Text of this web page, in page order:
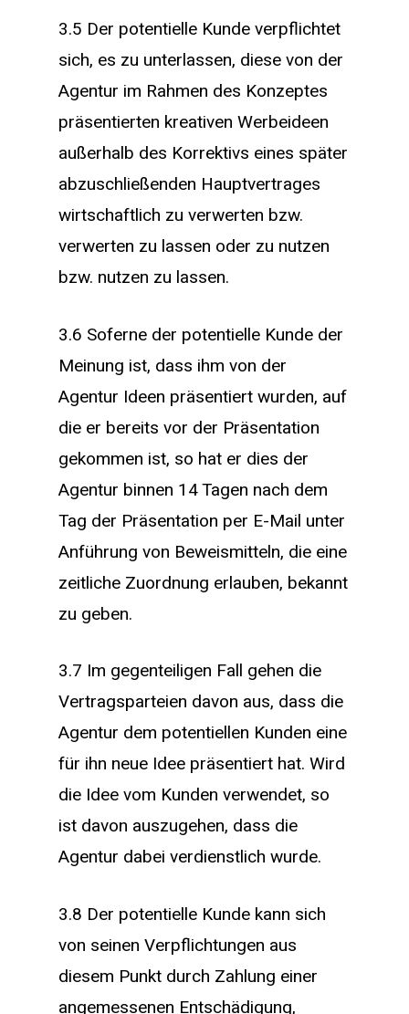
3.5 Der potentielle Kunde verpflichtet
sich, es zu unterlassen, diese von der
Agentur im Rahmen des Konzeptes
präsentierten kreativen Werbeideen
außerhalb des Korrektivs eines später
abzuschließenden Hauptvertrages
wirtschaftlich zu verwerten bzw.
verwerten zu lassen oder zu nutzen
bzw. nutzen zu lassen.
3.6 Soferne der potentielle Kunde der
Meinung ist, dass ihm von der
Agentur Ideen präsentiert wurden, auf
die er bereits vor der Präsentation
gekommen ist, so hat er dies der
Agentur binnen 14 Tagen nach dem
Tag der Präsentation per E-Mail unter
Anführung von Beweismitteln, die eine
zeitliche Zuordnung erlauben, bekannt
zu geben.
3.7 Im gegenteiligen Fall gehen die
Vertragsparteien davon aus, dass die
Agentur dem potentiellen Kunden eine
für ihn neue Idee präsentiert hat. Wird
die Idee vom Kunden verwendet, so
ist davon auszugehen, dass die
Agentur dabei verdienstlich wurde.
3.8 Der potentielle Kunde kann sich
von seinen Verpflichtungen aus
diesem Punkt durch Zahlung einer
angemessenen Entschädigung,